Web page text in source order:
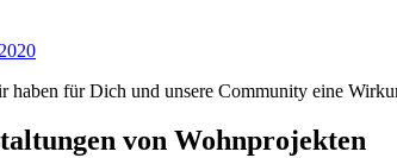
für Dich und unsere Community eine
von Wohnprojekten